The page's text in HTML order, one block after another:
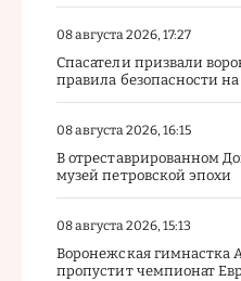
08 августа 2026, 17:27
Спасатели призвали
правила безопасности
08 августа 2026, 16:15
В отреставрированном
музей петровской эпохи
08 августа 2026, 15:13
Воронежская гимнастка
пропустит чемпионат